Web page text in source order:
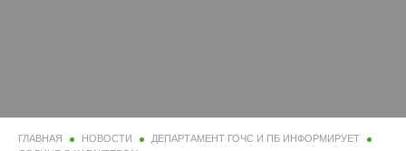
ГЛАВНАЯ НОВОСТИ
ДЕПАРТАМЕНТ ГОЧС И ПБ ИНФОРМИРУЕТ